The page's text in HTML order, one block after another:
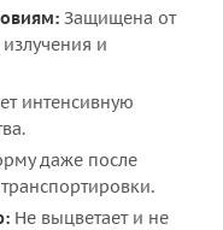
Защищена от
излучения и
интенсивную
даже после
Не выцветает и не